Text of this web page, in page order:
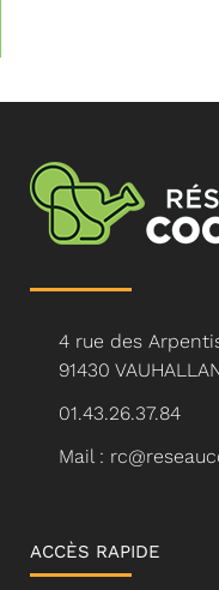
4 rue des
91430
01.43.26.37.84
Mail :
ACCÈS RAPIDE